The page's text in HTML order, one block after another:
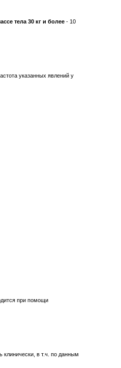
тела 30 кг и более - 10
указанных явлений у
при помощи
в т.ч. по данным